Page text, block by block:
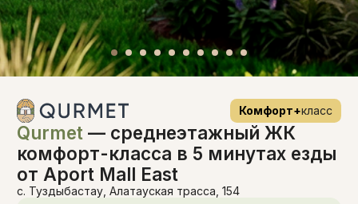
Получить консультацию
Для получения доступа к актуальным планировкам и ценам –
нажмите «
Получить консультацию », позвоните по номеру "
или посетитеотдел продажинтересующего вас жилого комплекса.
Для получения списка документов для ипотеки,
нажмите "Получить список"
Получить список